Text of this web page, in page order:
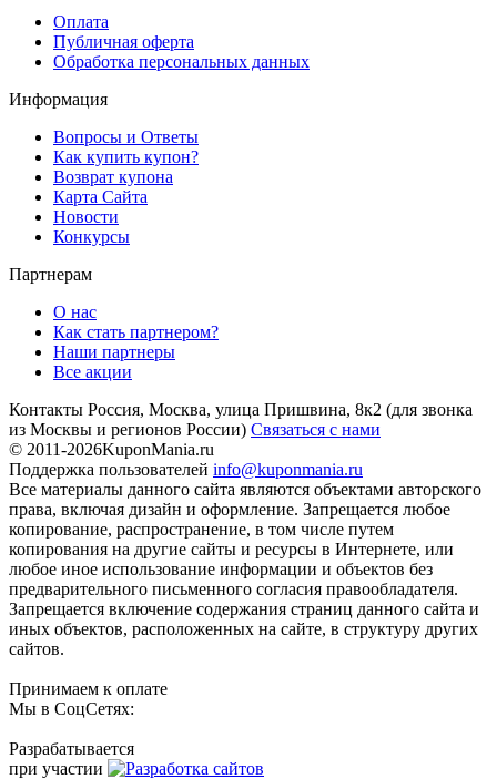
Оплата
Публичная оферта
Обработка персональных данных
Информация
Вопросы и Ответы
Как купить купон?
Возврат купона
Карта Сайта
Новости
Конкурсы
Партнерам
О нас
Как стать партнером?
Наши партнеры
Все акции
Контакты Россия, Москва, улица Пришвина, 8к2 (для звонка
из Москвы и регионов России) Связаться с нами
© 2011-2026KuponMania.ru
Поддержка пользователей info@kuponmania.ru
Все материалы данного сайта являются объектами авторского
права, включая дизайн и оформление. Запрещается любое
копирование, распространение, в том числе путем
копирования на другие сайты и ресурсы в Интернете, или
любое иное использование информации и объектов без
предварительного письменного согласия правообладателя.
Запрещается включение содержания страниц данного сайта и
иных объектов, расположенных на сайте, в структуру других
сайтов.
Принимаем к оплате
Мы в СоцСетях:
Разрабатывается
при участии